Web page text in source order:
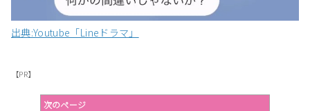
出典:Youtube「Lineドラマ」
【PR】
次のページ